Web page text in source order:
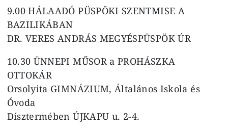
9.00 HÁLAADÓ PÜSPÖKI SZENTMISE A
BAZILIKÁBAN
DR. VERES ANDRÁS MEGYÉSPÜSPÖK ÚR
10.30 ÜNNEPI MŰSOR a PROHÁSZKA
OTTOKÁR
Orsolyita GIMNÁZIUM, Általános Iskola és
Óvoda
Dísztermében ÚJKAPU u. 2-4.